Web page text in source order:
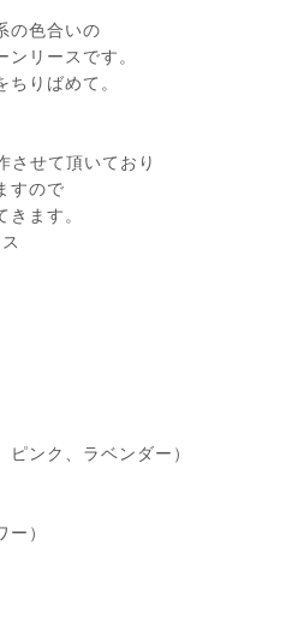
の色合いの
リースです。
りばめて。
させて頂いており
すので
ます。
ピンク、ラベンダー）
）